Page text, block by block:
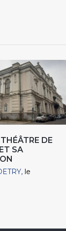
DE
SA
le